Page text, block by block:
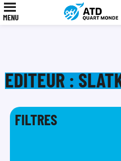
MENU
EDITEUR :
FILTRES